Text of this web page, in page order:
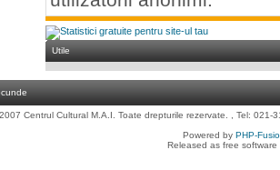
Utile
Centrul Cultural M.A.I. Toate drepturile rezervate. , Tel:
Powered by PHP-
Released as free